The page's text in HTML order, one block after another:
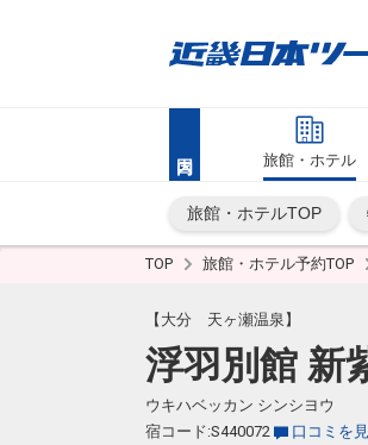
旅館・ホテル
旅館・ホテルTOP
TOP 旅館・ホテル予約TOP
【大分 天ヶ瀬温泉】
浮羽別館 新
ウキハベッカン シンシヨウ
宿コード:S440072
口コミを